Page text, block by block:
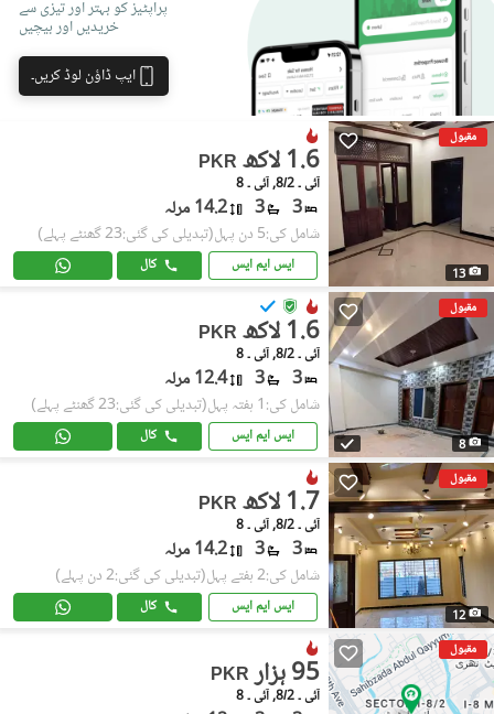
پراپٹیز کو بہتر اور تیزی سے
خریدیں اور بیچیں
ایپ ڈاؤن لوڈ کریں۔
مقبول
13
PKR 1.6 لاکھ
آئی ۔ 8/2, آئی ۔ 8
3
3 14.2 مرلہ
شامل کی:5 دن پہل (تبدیلی کی گئی:23 گھنٹے پہلے)
ایس ایم ایس کال
مقبول
8
PKR 1.6 لاکھ
آئی ۔ 8/2, آئی ۔ 8
3
3 12.4 مرلہ
شامل کی:1 ہفتہ پہل (تبدیلی کی گئی:23 گھنٹے پہلے)
ایس ایم ایس کال
مقبول
12
PKR 1.7 لاکھ
آئی ۔ 8/2, آئی ۔ 8
3
3 14.2 مرلہ
شامل کی:2 ہفتے پہل (تبدیلی کی گئی:2 دن پہلے)
ایس ایم ایس کال
مقبول
PKR 95 ہزار
آئی ۔ 8/2, آئی ۔ 8